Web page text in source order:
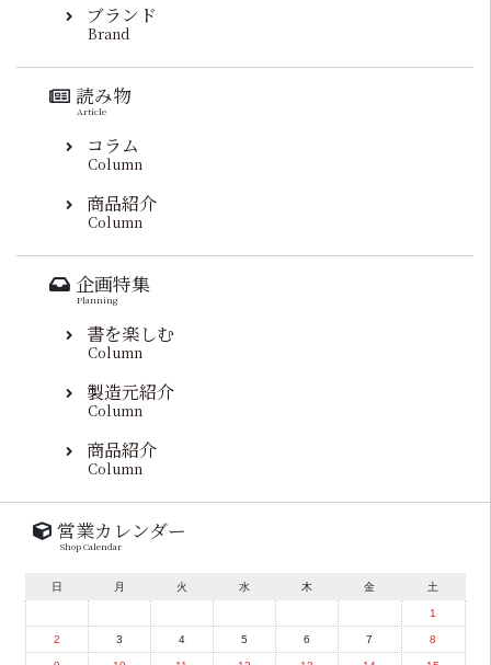
ブランド
Brand
読み物
Article
コラム
Column
商品紹介
Column
企画特集
Planning
書を楽しむ
Column
製造元紹介
Column
商品紹介
Column
営業カレンダー
Shop Calendar
日 月 火 水 木 金 土
1
2 3 4 5 6 7 8